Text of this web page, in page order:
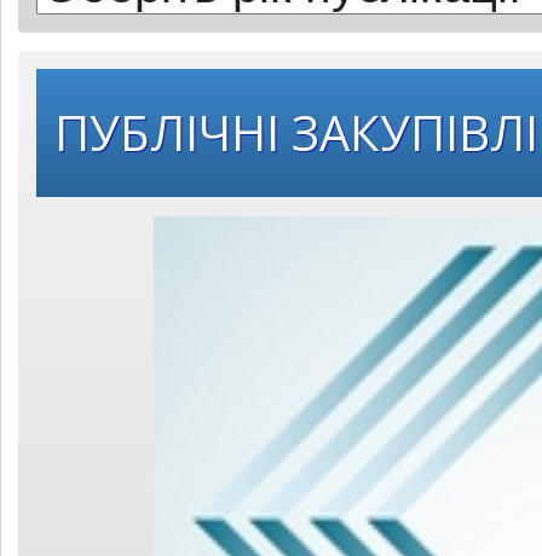
ПУБЛІЧНІ ЗАКУПІВЛІ